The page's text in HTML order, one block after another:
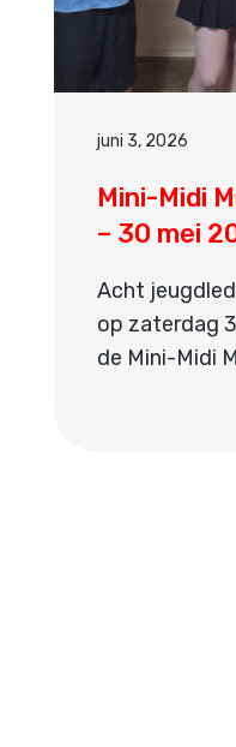
juni 3, 2026
Mini-Midi
– 30 mei
Acht
op zaterdag
de Mini-Midi